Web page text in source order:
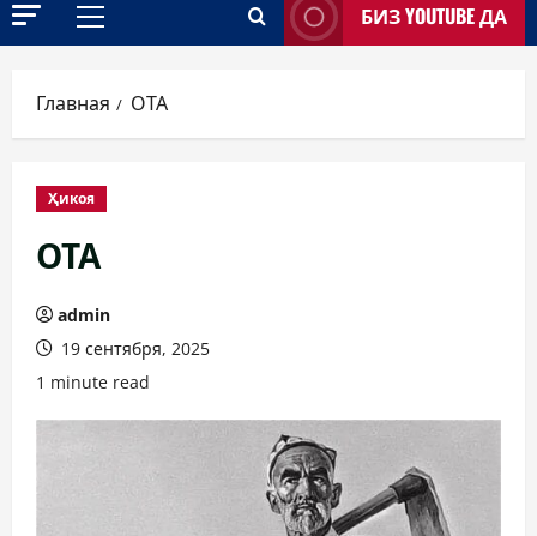
Основное
БИЗ YOUTUBE ДА
Главная ОТА
Ҳикоя
ОТА
admin
19 сентября, 2025
1 minute read